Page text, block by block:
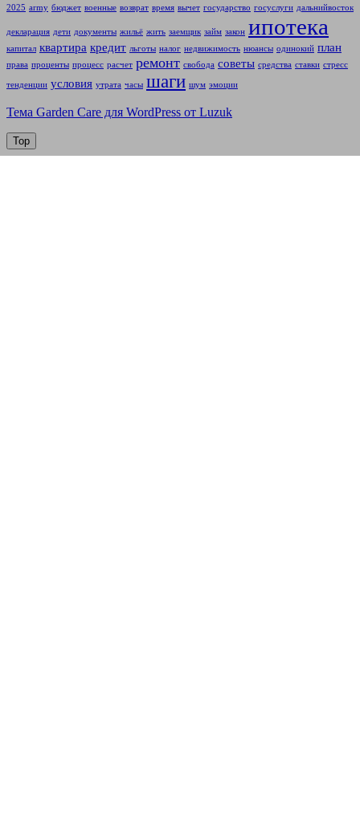
2025 army бюджет военные возврат время вычет государство госуслуги дальнийвосток
декларация дети документы жильё жить заемщик займ закон ипотека
капитал квартира кредит льготы налог недвижимость нюансы одинокий план
права проценты процесс расчет ремонт свобода советы средства ставки стресс
тенденции условия утрата часы шаги шум эмоции
Тема Garden Care для WordPress от Luzuk
Top